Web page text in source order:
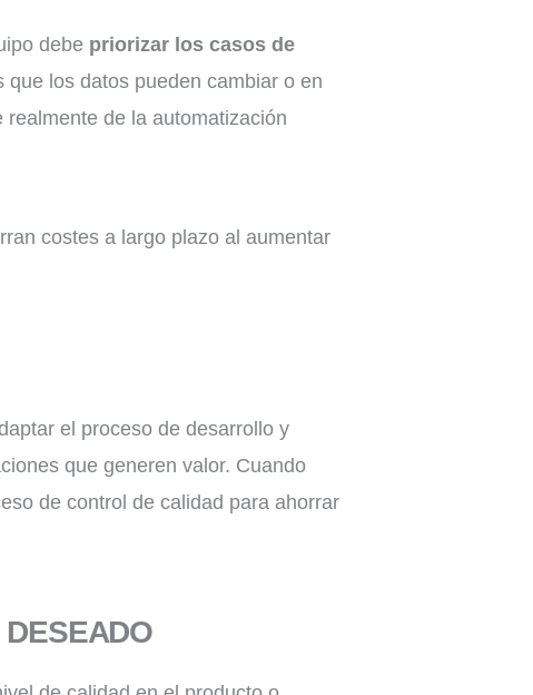
debe priorizar los casos de
que los datos pueden cambiar o en
de la automatización
costes a largo plazo al aumentar
el proceso de desarrollo y
que generen valor. Cuando
de control de calidad para ahorrar